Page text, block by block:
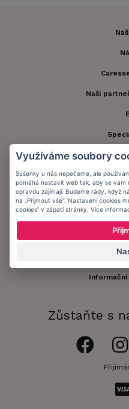
Naši
Ochrana
Zůstaňte s
Využíváme soubory
Sušenky u nás nepečeme, ale
pomáhá nastavit web tak, aby se
opravdu zajímají. Budeme rády, když
na „Přijmout vše“. Nastavení cookies
cookies“ v zápatí stránky. Více